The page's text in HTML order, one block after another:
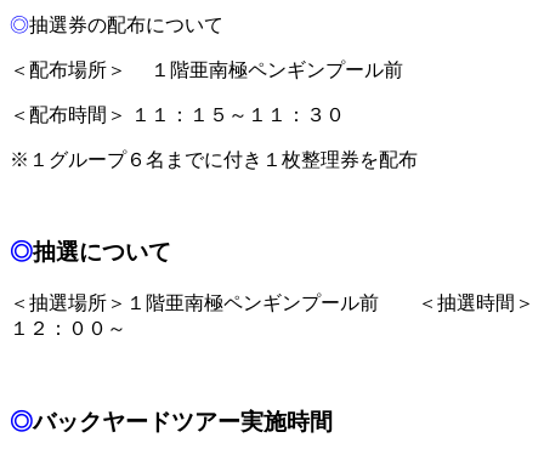
◎抽選券の配布について
＜配布場所＞ １階亜南極ペンギンプール前
＜配布時間＞ １１：１５～１１：３０
※１グループ６名までに付き１枚整理券を配布
◎抽選について
＜抽選場所＞１階亜南極ペンギンプール前 ＜抽選時間＞
１２：００～
◎バックヤードツアー実施時間